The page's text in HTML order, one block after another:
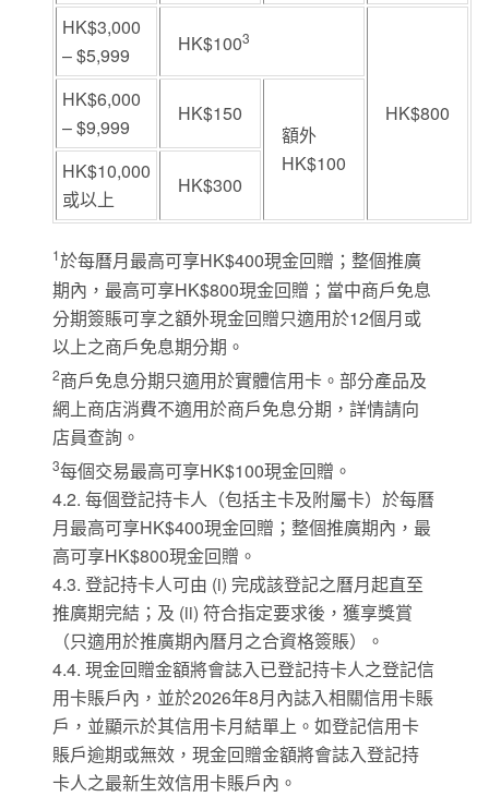
HK$3,000
– $5,999
HK$1003
HK$800
HK$6,000
– $9,999
HK$150
額外
HK$100
HK$10,000
或以上
HK$300
1於每曆月最高可享HK$400現金回贈；整個推廣
期內，最高可享HK$800現金回贈；當中商戶免息
分期簽賬可享之額外現金回贈只適用於12個月或
以上之商戶免息期分期。
2商戶免息分期只適用於實體信用卡。部分產品及
網上商店消費不適用於商戶免息分期，詳情請向
店員查詢。
3每個交易最高可享HK$100現金回贈。
4.2. 每個登記持卡人（包括主卡及附屬卡）於每曆
月最高可享HK$400現金回贈；整個推廣期內，最
高可享HK$800現金回贈。
4.3. 登記持卡人可由 (i) 完成該登記之曆月起直至
推廣期完結；及 (ii) 符合指定要求後，獲享獎賞
（只適用於推廣期內曆月之合資格簽賬）。
4.4. 現金回贈金額將會誌入已登記持卡人之登記信
用卡賬戶內，並於2026年8月內誌入相關信用卡賬
戶，並顯示於其信用卡月結單上。如登記信用卡
賬戶逾期或無效，現金回贈金額將會誌入登記持
卡人之最新生效信用卡賬戶內。